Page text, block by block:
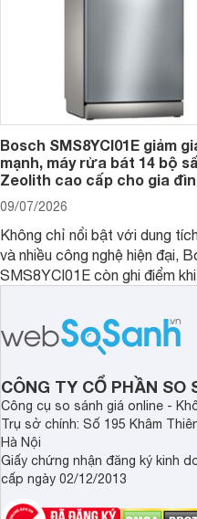
Bosch SMS8YCI01E giảm
mạnh, máy rửa bát 14 bộ
Zeolith cao cấp cho gia
09/07/2026
Không chỉ nổi bật với dung
và nhiều công nghệ hiện đại,
SMS8YCI01E còn ghi điểm
giá trị/chi phí hấp dẫn hơn cho
dùng đang tìm kiếm một mẫu
bát cao cấp.
CÔNG TY CỔ PHẦN SO
Công cụ so sánh giá online -
Trụ sở chính: Số 195 Khâm
Hà Nội
Giấy chứng nhận đăng ký kinh
cấp ngày 02/12/2013